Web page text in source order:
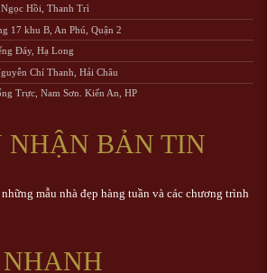
Ngọc Hồi, Thanh Trì
17 khu B, An Phú, Quận 2
Đáy, Hạ Long
Chí Thanh, Hải Châu
Trực, Nam Sơn. Kiến An, HP
BẢN TIN
mẫu nhà đẹp hàng tuần và các chương trình